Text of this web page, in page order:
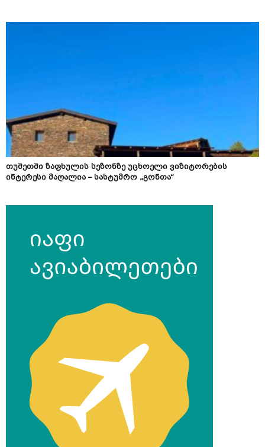
თუშეთში ზაფხულის სეზონზე უცხოელი ვიზიტორების
ინტერესი მაღალია – სასტუმრო „გონთა“